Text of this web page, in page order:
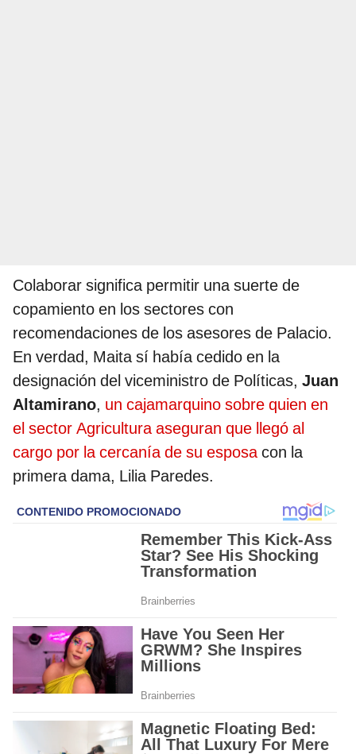
Colaborar significa permitir una suerte de
copamiento en los sectores con
recomendaciones de los asesores de Palacio.
En verdad, Maita sí había cedido en la
designación del viceministro de Políticas, Juan
Altamirano, un cajamarquino sobre quien en
el sector Agricultura aseguran que llegó al
cargo por la cercanía de su esposa con la
primera dama, Lilia Paredes.